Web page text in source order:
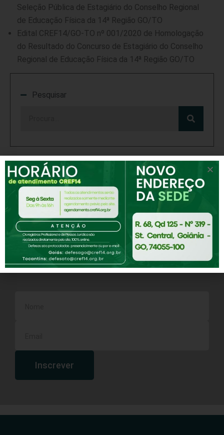
Seleção Pública de Estagiário do Conselho Regional
de Educação Física da 14ª Região GO/TO
Edital CREF14/GO-TO nº 001/2020 de Homologação
do Resultado do Concurso de Estagiário do Conselho
Regional de Educação Física da 14ª Região GO/TO
Pesquisar
Receba notícias e novidades do CREF-14
Assine nossa Newsletter
Inscrever